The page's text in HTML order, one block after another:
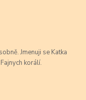
Jmenuji se Katka
korálí.